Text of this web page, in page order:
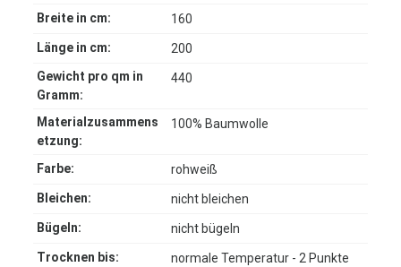
Breite in cm:
160
Länge in cm:
200
Gewicht pro qm in
Gramm:
440
Materialzusammens
etzung:
100% Baumwolle
Farbe:
rohweiß
Bleichen:
nicht bleichen
Bügeln:
nicht bügeln
Trocknen bis:
normale Temperatur - 2 Punkte